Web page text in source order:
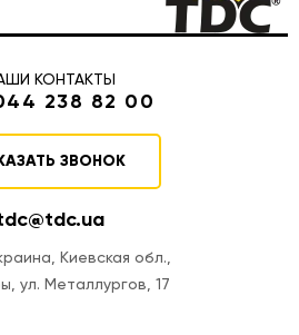
КОНТАКТЫ
238 82 00
ЗВОНОК
Киевская обл.,
ул. Металлургов, 17